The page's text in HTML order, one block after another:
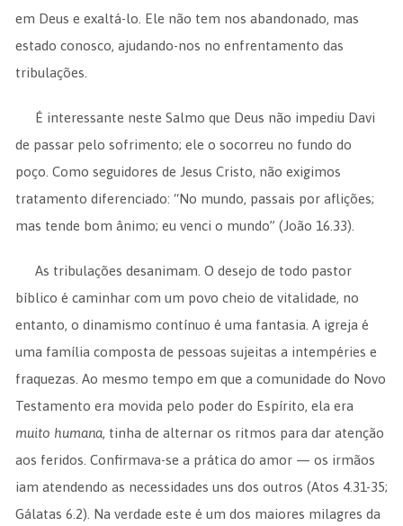
em Deus e exaltá-lo. Ele não tem nos abandonado, mas
estado conosco, ajudando-nos no enfrentamento das
tribulações.
É interessante neste Salmo que Deus não impediu Davi
de passar pelo sofrimento; ele o socorreu no fundo do
poço. Como seguidores de Jesus Cristo, não exigimos
tratamento diferenciado: “No mundo, passais por aflições;
mas tende bom ânimo; eu venci o mundo” (João 16.33).
As tribulações desanimam. O desejo de todo pastor
bíblico é caminhar com um povo cheio de vitalidade, no
entanto, o dinamismo contínuo é uma fantasia. A igreja é
uma família composta de pessoas sujeitas a intempéries e
fraquezas. Ao mesmo tempo em que a comunidade do Novo
Testamento era movida pelo poder do Espírito, ela era
muito humana, tinha de alternar os ritmos para dar atenção
aos feridos. Confirmava-se a prática do amor — os irmãos
iam atendendo as necessidades uns dos outros (Atos 4.31-35;
Gálatas 6.2). Na verdade este é um dos maiores milagres da